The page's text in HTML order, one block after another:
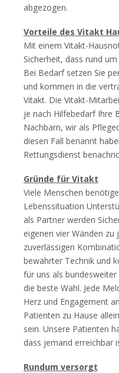
abgezogen.
Vorteile des Vitakt
Mit einem Vitakt-
Sicherheit, dass rund
Bei Bedarf setzen Sie
und kommen in die
Vitakt. Die Vitakt-
je nach Hilfebedarf Ihre
Nachbarn, wir als
diesen Fall benannt
Rettungsdienst
Gründe für Vitakt
Viele Menschen
Lebenssituation
als Partner werden
eigenen vier Wänden
zuverlässigen
bewährter Technik und
für uns als
die beste Wahl. Jede
Herz und Engagement
Patienten zu Hause
sein. Unsere Patienten
dass jemand erreichbar
Rundum versorgt